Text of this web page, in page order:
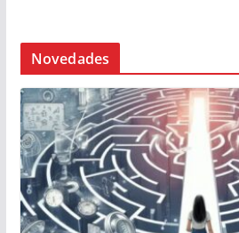
Novedades